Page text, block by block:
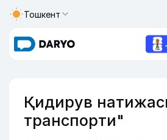
Тошкент
Қидирув
транспорти"